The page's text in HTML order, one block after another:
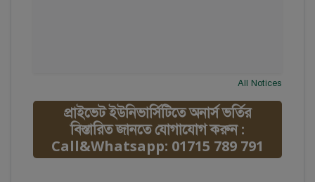
All Notices
প্রাইভেট ইউনিভার্সিটিতে অনার্স ভর্তির
বিস্তারিত জানতে যোগাযোগ করুন :
Call&Whatsapp: 01715 789 791